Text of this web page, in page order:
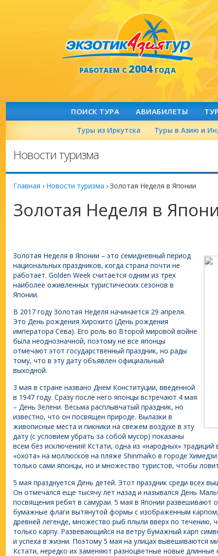
РАБОТАЕМ С2004ГОДА
ПОИСК ТУРА АВИАБИЛЕТЫ
Туры из Иркутска Туры в Азию и
Новости туризма
Главная › Новости туризма › Золотая Неделя в Японии
Золотая Неделя в
Золотая Неделя в Японии – это семидневный период
национальных праздников, когда страна почти не
работает. Golden Week считается одним из трех
наиболее оживленных туристических сезонов в
Японии.
В 2017 году Золотая Неделя начинается 29 апреля.
Это День рождения Хирохито (День рождения
императора Сёва). Его роль во Второй мировой войне
была неоднозначной, поэтому не все японцы
отмечают этот государственный праздник, но рады
тому, что в эту дату объявлен официальный
выходной.
3 мая в стране названо Днем Конституции, введенной
в 1947 году. Сразу после него японцы встречают 4 мая
– День Зелени. Весьма расплывчатый праздник, но
известно, что он посвящен природе. Вылазки в
живописные места и пикники на свежем воздухе в эту
дату (с условием убрать за собой мусор) показаны
всем без исключения! Кстати, одна из «народных»
«охота» на моллюсков на пляже Shinmaiko в городе
только сами японцы, но и множество туристов, чтобы
5 мая празднуется День детей. Этот праздник среди всех
Он отмечался еще тысячу лет назад и назывался День
посвящения ребят в самураи. 5 мая в Японии развешивают
бумажные флаги вытянутой формы с изображенным
древней легенде, множество рыб плыли вверх по течению,
только карпу. Развевающийся на ветру бумажный карп
и успеха в жизни. Поэтому 5 мая на улицах вывешиваются
Кстати, нередко их заменяют разноцветные новые длинные